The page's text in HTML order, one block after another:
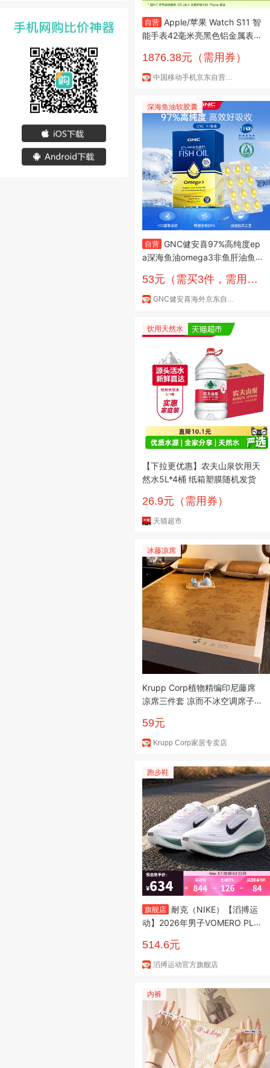
自营
Apple/苹果 Watch S11 智
能手表42毫米亮黑色铝金属表壳
1876.38元（需用券）
中国移动手机京东自营官方旗舰店
深海鱼油软胶囊
自营
GNC健安喜97%高纯度ep
a深海鱼油omega3非鱼肝油鱼
53元（需买3件，需用
GNC健安喜海外京东自营旗舰店
饮用天然水
【下拉更优惠】农夫山泉饮用天
然水5L*4桶 纸箱塑膜随机发货
26.9元（需用券）
天猫超市
冰藤凉席
Krupp Corp植物精编印尼藤席
凉席三件套 凉而不冰空调席子
0*200-三件套
59元
Krupp Corp家居专卖店
跑步鞋
旗舰店 耐克（NIKE）【滔搏运
动】2026年男子VOMERO PLU
514.6元
滔搏运动官方旗舰店
内裤